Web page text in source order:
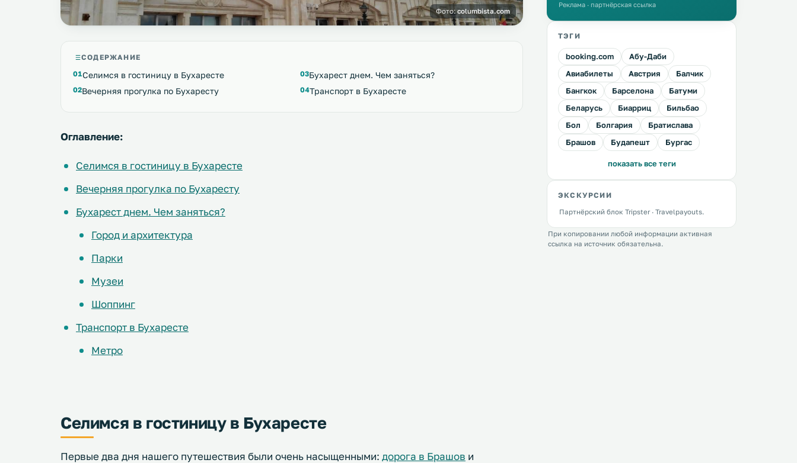
Фото:columbista.com
СОДЕРЖАНИЕ
Селимся в гостиницу в Бухаресте
Вечерняя прогулка по Бухаресту
Бухарест днем. Чем заняться?
Транспорт в Бухаресте
Оглавление:
Селимся в гостиницу в Бухаресте
Вечерняя прогулка по Бухаресту
Бухарест днем. Чем заняться?
Город и архитектура
Парки
Музеи
Шоппинг
Транспорт в Бухаресте
Метро
Селимся в гостиницу в Бухаресте
Первые два дня нашего путешествия были очень насыщенными: дорога в Брашов и
Реклама · партнёрская ссылка
ТЭГИ
booking.com
Абу-Даби
Авиабилеты
Австрия
Балчик
Бангкок
Барселона
Батуми
Беларусь
Биарриц
Бильбао
Бол
Болгария
Братислава
Брашов
Будапешт Бургас
показать все теги
ЭКСКУРСИИ
Партнёрский блок Tripster · Travelpayouts.
При копировании любой информации активная
ссылка на источник обязательна.